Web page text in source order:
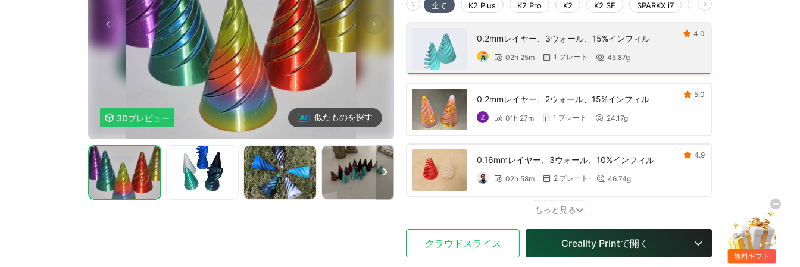
 3Dプレビュー 似たものを探す

全て K2 Plus K2 Pro K2 K2 SE SPARKX i7 Creality Hi
0.2mmレイヤー、3ウォール、15%インフィル
 02h 25m  1 プレート  45.87g
 4.0
0.2mmレイヤー、2ウォール、15%インフィル
 01h 27m  1 プレート  24.17g
 5.0
0.16mmレイヤー、3ウォール、10%インフィル
 02h 58m  2 プレート  46.74g
 4.9
もっと見る
クラウドスライス Creality Printで開く 
無料ギフト